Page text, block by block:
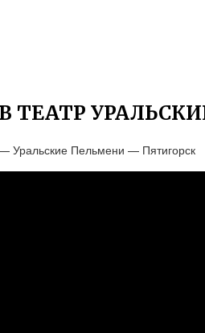
ТЕАТР
Уральские Пельмени — Пятигорск